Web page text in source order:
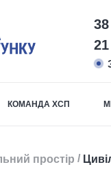
21
КОМАНДА ХСП
простір /